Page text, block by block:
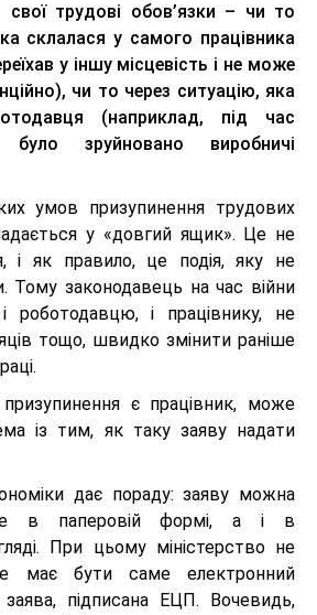
трудові обов’язки – чи то
склалася у самого працівника
у іншу місцевість і не може
чи то через ситуацію, яка
(наприклад, під час
було зруйновано виробничі
умов призупинення трудових
у «довгий ящик». Це не
і як правило, це подія, яку не
Тому законодавець на час війни
роботодавцю, і працівнику, не
тощо, швидко змінити раніше
призупинення є працівник, може
із тим, як таку заяву надати
дає пораду: заяву можна
в паперовій формі, а і в
При цьому міністерство не
має бути саме електронний
підписана ЕЦП. Вочевидь,